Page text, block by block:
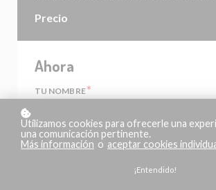
Precio
Ahora
TU NOMBRE*
TU CORREO ELECTRÓNICO*
Utilizamos cookies para ofrecerle una
una comunicación pertinente.
Más información o aceptar cookies
¡Entendido!